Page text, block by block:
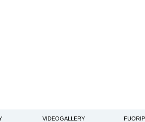
VIDEOGALLERY